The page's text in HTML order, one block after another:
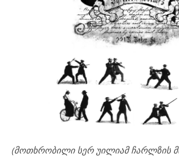
(მოთხრობილი სერ უილიამ ჩარლზის